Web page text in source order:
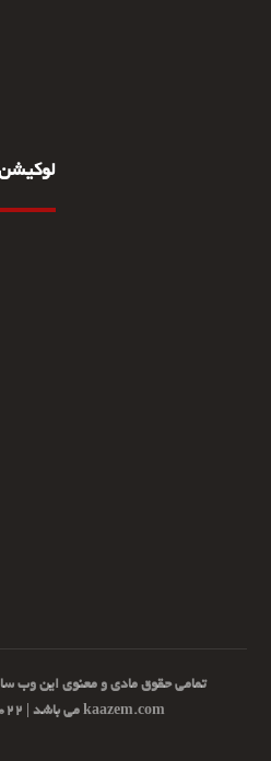
تمامی حقوق مادی و معنوی این وب
kaazem.com می باشد | ۲۰۲۲ © kaazem.com